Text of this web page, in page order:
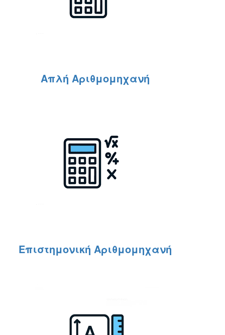
Απλή Αριθμομηχανή
Επιστημονική Αριθμομηχανή